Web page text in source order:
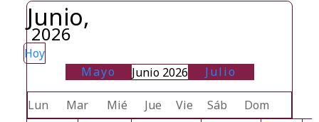
Junio,
2026
Hoy
Mayo
Junio 2026 Julio
Lun Mar Mié Jue Vie Sáb
Dom